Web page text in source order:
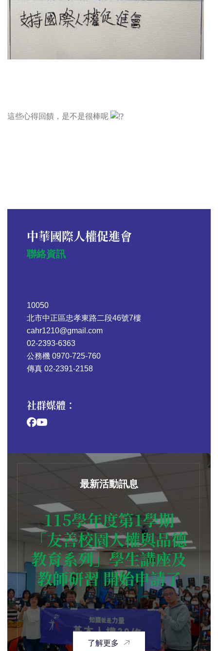
這些心得回饋，是不是很棒呢
中華國際人權促進會
聯絡資訊
10050
北市中正區忠孝東路二段46號7樓
cahr1210@gmail.com
02-2393-6363
公務機 0970-725-760
傳真 02-2391-2158
社群媒體：
最新活動訊息
115學年度第1學期
「友善校園人權與品德
教育系列」學生講座及
教師研習 開始申請了
了解更多